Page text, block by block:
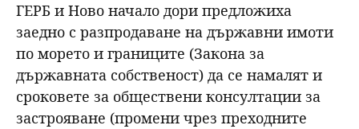
ГЕРБ и Ново начало дори предложиха
заедно с разпродаване на държавни имоти
по морето и границите (Закона за
държавната собственост) да се намалят и
сроковете за обществени консултации за
застрояване (промени чрез преходните